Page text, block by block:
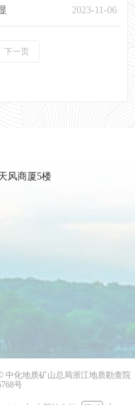
2023-11-06
下一页
风商厦5楼
中化地质矿山总局浙江地质勘查院
号